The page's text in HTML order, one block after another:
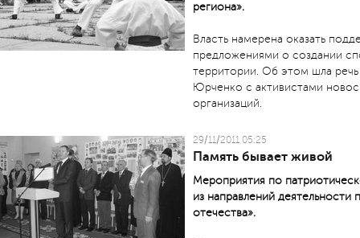
региона».
Власть намерена оказать
предложениями о создании
территории. Об этом шла речь
Юрченко с активистами
организаций.
29/11/2011 05:25
Память бывает живой
Мероприятия по
из направлений деятельности
отечества».